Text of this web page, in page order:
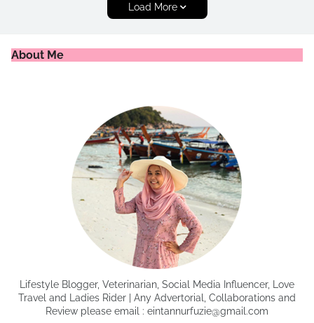
Load More
About Me
Lifestyle Blogger, Veterinarian, Social Media Influencer, Love
Travel and Ladies Rider | Any Advertorial, Collaborations and
Review please email : eintannurfuzie@gmail.com